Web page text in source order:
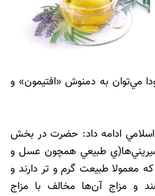
مي‌توان به دمنوش «افتيمون» و
ادامه داد: حضرت در بخش
طبيعي همچون عسل و
معمولا طبيعت گرم و تر دارند و
و مزاج آن‌ها مخالف با مزاج